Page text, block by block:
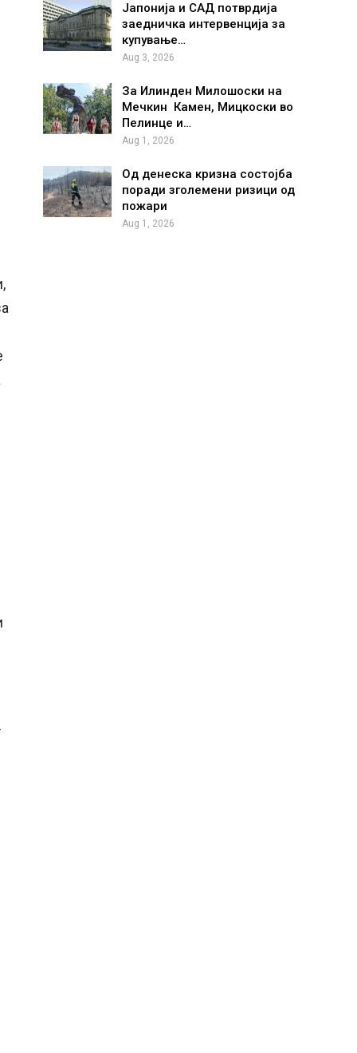
Јапонија и САД потврдија
заедничка интервенција за
купување…
Aug 3, 2026
За Илинден Милошоски на
Мечкин Камен, Мицкоски во
Пелинце и…
Aug 1, 2026
Од денеска кризна состојба
поради зголемени ризици од
пожари
Aug 1, 2026